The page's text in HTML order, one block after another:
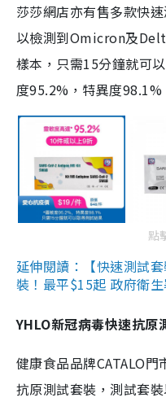
莎莎網店亦有售多款快
以檢測到Omicron及
樣本，只需15分鐘就可
度95.2%，特異度98.1%
點
延伸閱讀：【快速測試
裝！最平$15起 政府衛
YHLO新冠病毒快速抗原
健康食品品牌CATALO
抗原測試套裝，測試套